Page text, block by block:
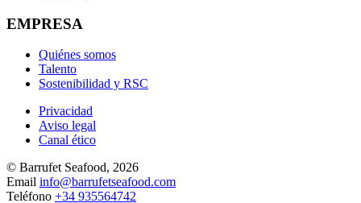
EMPRESA
Quiénes somos
Talento
Sostenibilidad y RSC
Privacidad
Aviso legal
Canal ético
© Barrufet Seafood, 2026
Email info@barrufetseafood.com
Teléfono +34 935564742